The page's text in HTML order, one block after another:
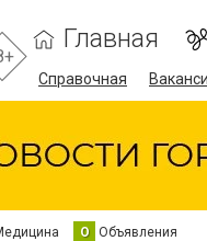
Главная
Справочная
О Объявления